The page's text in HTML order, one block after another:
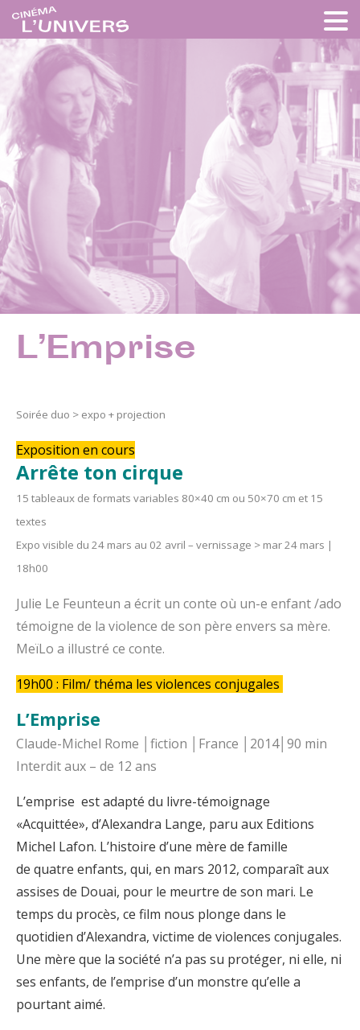
L’Emprise
Soirée duo > expo + projection
Exposition en cours
Arrête ton cirque
15 tableaux de formats variables 80×40 cm ou 50×70 cm et 15
textes
Expo visible du 24 mars au 02 avril – vernissage > mar 24 mars |
18h00
Julie Le Feunteun a écrit un conte où un-e enfant /ado
témoigne de la violence de son père envers sa mère.
MeïLo a illustré ce conte.
19h00 : Film/ théma les violences conjugales
L’Emprise
Claude-Michel Rome │fiction │France │2014│90 min
Interdit aux – de 12 ans
L’emprise est adapté du livre-témoignage
«Acquittée», d’Alexandra Lange, paru aux Editions
Michel Lafon. L’histoire d’une mère de famille
de quatre enfants, qui, en mars 2012, comparaît aux
assises de Douai, pour le meurtre de son mari. Le
temps du procès, ce film nous plonge dans le
quotidien d’Alexandra, victime de violences conjugales.
Une mère que la société n’a pas su protéger, ni elle, ni
ses enfants, de l’emprise d’un monstre qu’elle a
pourtant aimé.